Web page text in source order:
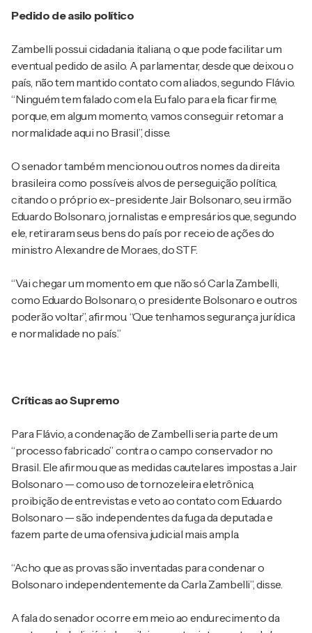
Pedido de asilo político
Zambelli possui cidadania italiana, o que pode facilitar um
eventual pedido de asilo. A parlamentar, desde que deixou o
país, não tem mantido contato com aliados, segundo Flávio.
“Ninguém tem falado com ela. Eu falo para ela ficar firme,
porque, em algum momento, vamos conseguir retomar a
normalidade aqui no Brasil”, disse.
O senador também mencionou outros nomes da direita
brasileira como possíveis alvos de perseguição política,
citando o próprio ex-presidente Jair Bolsonaro, seu irmão
Eduardo Bolsonaro, jornalistas e empresários que, segundo
ele, retiraram seus bens do país por receio de ações do
ministro Alexandre de Moraes, do STF.
“Vai chegar um momento em que não só Carla Zambelli,
como Eduardo Bolsonaro, o presidente Bolsonaro e outros
poderão voltar”, afirmou. “Que tenhamos segurança jurídica
e normalidade no país.”
Críticas ao Supremo
Para Flávio, a condenação de Zambelli seria parte de um
“processo fabricado” contra o campo conservador no
Brasil. Ele afirmou que as medidas cautelares impostas a Jair
Bolsonaro — como uso de tornozeleira eletrônica,
proibição de entrevistas e veto ao contato com Eduardo
Bolsonaro — são independentes da fuga da deputada e
fazem parte de uma ofensiva judicial mais ampla.
“Acho que as provas são inventadas para condenar o
Bolsonaro independentemente da Carla Zambelli”, disse.
A fala do senador ocorre em meio ao endurecimento da